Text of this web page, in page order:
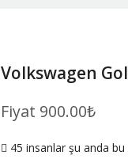
Volkswagen
Fiyat 900.00₺
45 insanlar şu anda